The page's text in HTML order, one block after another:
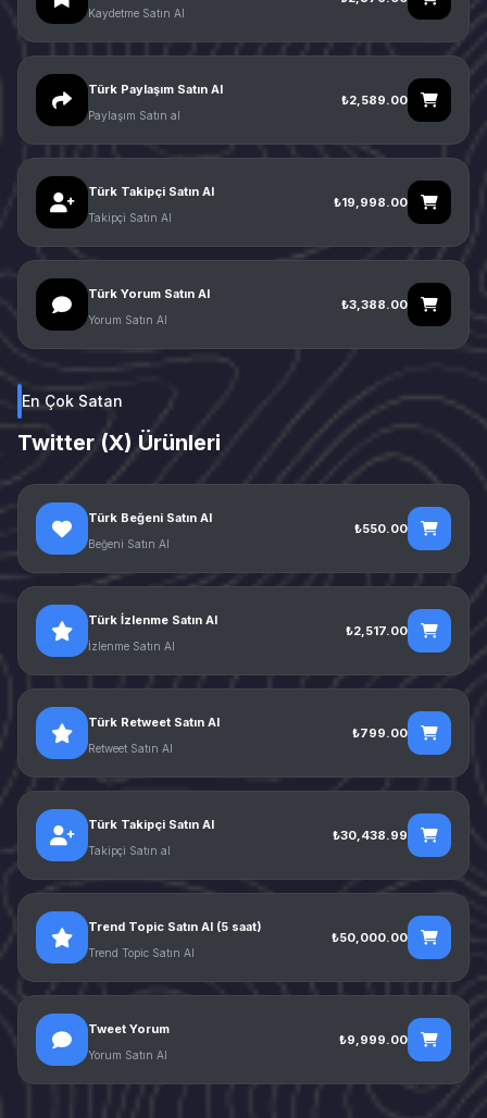
Kaydetme Satın Al
Türk Paylaşım Satın Al
Paylaşım Satın al
₺2,589.00
Türk Takipçi Satın Al
Takipçi Satın Al
₺19,998.00
Türk Yorum Satın Al
Yorum Satın Al
₺3,388.00
En Çok Satan
Twitter (X) Ürünleri
Türk Beğeni Satın Al
Beğeni Satın Al
₺550.00
Türk İzlenme Satın Al
İzlenme Satın Al
₺2,517.00
Türk Retweet Satın Al
Retweet Satın Al
₺799.00
Türk Takipçi Satın Al
Takipçi Satın al
₺30,438.99
Trend Topic Satın Al (5 saat)
Trend Topic Satın Al
₺50,000.00
Tweet Yorum
Yorum Satın Al
₺9,999.00